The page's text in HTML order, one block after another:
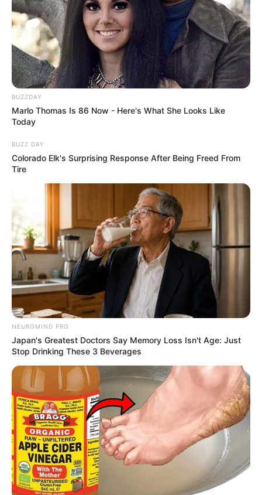
BUZZDAY
Marlo Thomas Is 86 Now - Here's What She Looks Like
Today
BUZZ DAY
Colorado Elk's Surprising Response After Being Freed From
Tire
NEUROMIND PRO
Japan's Greatest Doctors Say Memory Loss Isn't Age: Just
Stop Drinking These 3 Beverages